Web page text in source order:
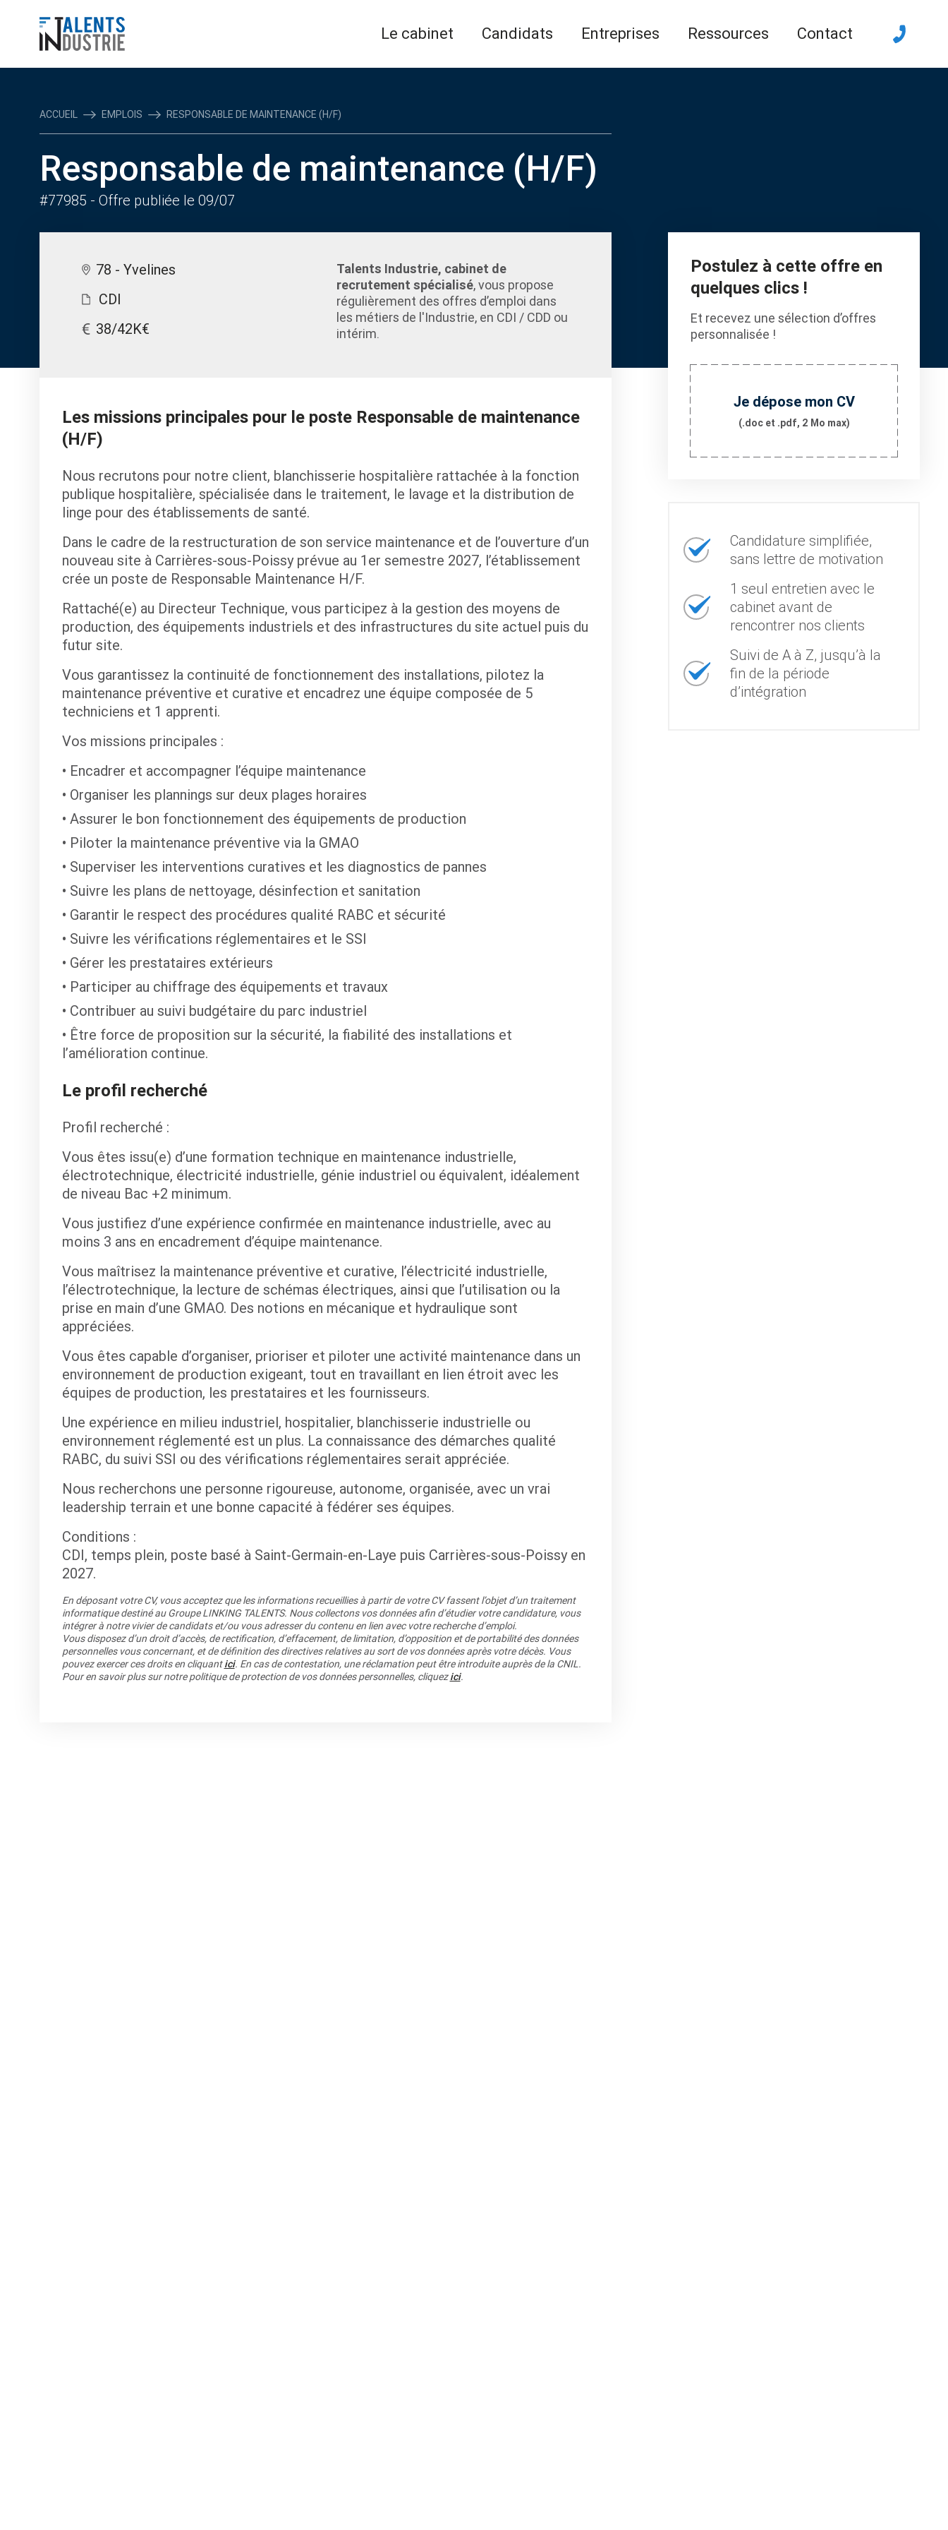
Le cabinet Candidats Entreprises Ressources Contact
ACCUEIL EMPLOIS RESPONSABLE DE MAINTENANCE (H/F)
Responsable de maintenance (H/F)
#77985 - Offre publiée le 09/07
78 - Yvelines
CDI
38/42K€
Talents Industrie, cabinet de
recrutement spécialisé, vous propose
régulièrement des offres d’emploi dans
les métiers de l'Industrie, en CDI / CDD ou
intérim.
Les missions principales pour le poste Responsable de maintenance
(H/F)
Nous recrutons pour notre client, blanchisserie hospitalière rattachée à la fonction
publique hospitalière, spécialisée dans le traitement, le lavage et la distribution de
linge pour des établissements de santé.
Dans le cadre de la restructuration de son service maintenance et de l’ouverture d’un
nouveau site à Carrières-sous-Poissy prévue au 1er semestre 2027, l’établissement
crée un poste de Responsable Maintenance H/F.
Rattaché(e) au Directeur Technique, vous participez à la gestion des moyens de
production, des équipements industriels et des infrastructures du site actuel puis du
futur site.
Vous garantissez la continuité de fonctionnement des installations, pilotez la
maintenance préventive et curative et encadrez une équipe composée de 5
techniciens et 1 apprenti.
Vos missions principales :
Encadrer et accompagner l’équipe maintenance
Organiser les plannings sur deux plages horaires
Assurer le bon fonctionnement des équipements de production
Piloter la maintenance préventive via la GMAO
Superviser les interventions curatives et les diagnostics de pannes
Suivre les plans de nettoyage, désinfection et sanitation
Garantir le respect des procédures qualité RABC et sécurité
Suivre les vérifications réglementaires et le SSI
Gérer les prestataires extérieurs
Participer au chiffrage des équipements et travaux
Contribuer au suivi budgétaire du parc industriel
Être force de proposition sur la sécurité, la fiabilité des installations et
l’amélioration continue.
Le profil recherché
Profil recherché :
Vous êtes issu(e) d’une formation technique en maintenance industrielle,
électrotechnique, électricité industrielle, génie industriel ou équivalent, idéalement
de niveau Bac +2 minimum.
Vous justifiez d’une expérience confirmée en maintenance industrielle, avec au
moins 3 ans en encadrement d’équipe maintenance.
Vous maîtrisez la maintenance préventive et curative, l’électricité industrielle,
l’électrotechnique, la lecture de schémas électriques, ainsi que l’utilisation ou la
prise en main d’une GMAO. Des notions en mécanique et hydraulique sont
appréciées.
Vous êtes capable d’organiser, prioriser et piloter une activité maintenance dans un
environnement de production exigeant, tout en travaillant en lien étroit avec les
équipes de production, les prestataires et les fournisseurs.
Une expérience en milieu industriel, hospitalier, blanchisserie industrielle ou
environnement réglementé est un plus. La connaissance des démarches qualité
RABC, du suivi SSI ou des vérifications réglementaires serait appréciée.
Nous recherchons une personne rigoureuse, autonome, organisée, avec un vrai
leadership terrain et une bonne capacité à fédérer ses équipes.
Conditions :
CDI, temps plein, poste basé à Saint-Germain-en-Laye puis Carrières-sous-Poissy en
2027.
En déposant votre CV, vous acceptez que les informations recueillies à partir de votre CV fassent l’objet d’un traitement
informatique destiné au Groupe LINKING TALENTS. Nous collectons vos données afin d’étudier votre candidature, vous
intégrer à notre vivier de candidats et/ou vous adresser du contenu en lien avec votre recherche d’emploi.
Vous disposez d’un droit d’accès, de rectification, d’effacement, de limitation, d’opposition et de portabilité des données
personnelles vous concernant, et de définition des directives relatives au sort de vos données après votre décès. Vous
pouvez exercer ces droits en cliquantici. En cas de contestation, une réclamation peut être introduite auprès de la CNIL.
Pour en savoir plus sur notre politique de protection de vos données personnelles, cliquezici.
Postulez à cette offre en
quelques clics !
Et recevez une sélection d’offres
personnalisée !
Je dépose mon CV
(.doc et .pdf, 2 Mo max)
Candidature simplifiée,
sans lettre de motivation
1 seul entretien avec le
cabinet avant de
rencontrer nos clients
Suivi de A à Z, jusqu’à la
fin de la période
d’intégration